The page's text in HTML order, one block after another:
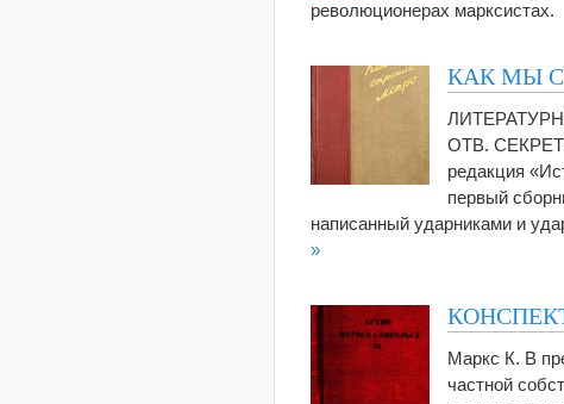
революционерах марксистах.
КАК МЫ
ОТВ.
редакция
первый
написанный ударниками и
»
Маркс К. В
частной